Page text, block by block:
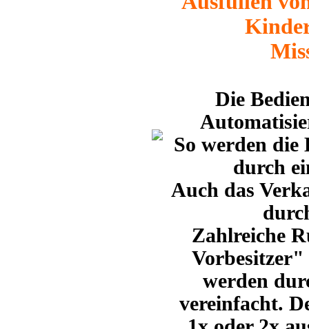
Die
So werden die
durch
Auch das
Zahlreiche
werden
vereinfacht.